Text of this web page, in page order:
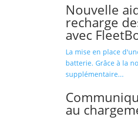
Nouvelle
recharge
avec
La mise en place
batterie. Grâce à la
supplémentaire...
au